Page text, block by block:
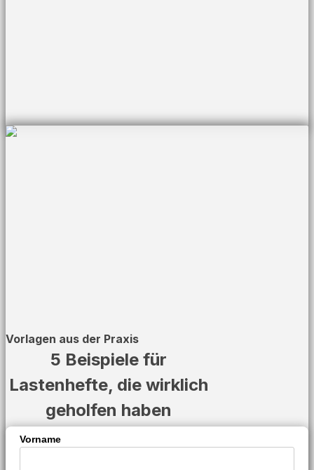
Vorlagen aus der Praxis
5 Beispiele für
Lastenhefte, die wirklich
geholfen haben
Vorname